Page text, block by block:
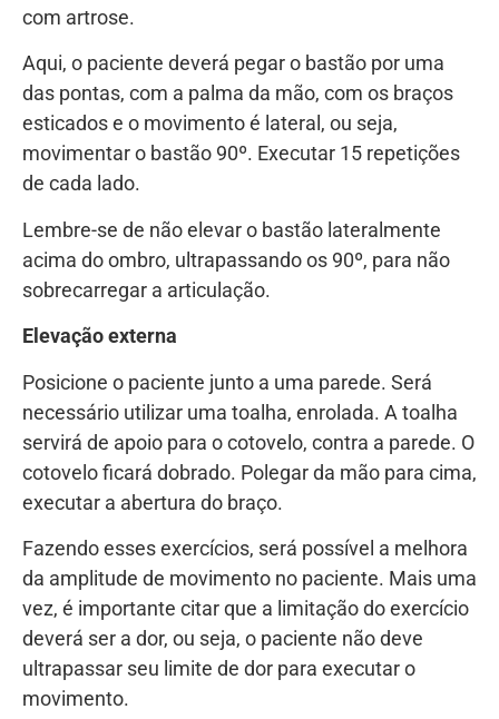
com artrose.
Aqui, o paciente deverá pegar o bastão por uma
das pontas, com a palma da mão, com os braços
esticados e o movimento é lateral, ou seja,
movimentar o bastão 90º. Executar 15 repetições
de cada lado.
Lembre-se de não elevar o bastão lateralmente
acima do ombro, ultrapassando os 90º, para não
sobrecarregar a articulação.
Elevação externa
Posicione o paciente junto a uma parede. Será
necessário utilizar uma toalha, enrolada. A toalha
servirá de apoio para o cotovelo, contra a parede. O
cotovelo ficará dobrado. Polegar da mão para cima,
executar a abertura do braço.
Fazendo esses exercícios, será possível a melhora
da amplitude de movimento no paciente. Mais uma
vez, é importante citar que a limitação do exercício
deverá ser a dor, ou seja, o paciente não deve
ultrapassar seu limite de dor para executar o
movimento.